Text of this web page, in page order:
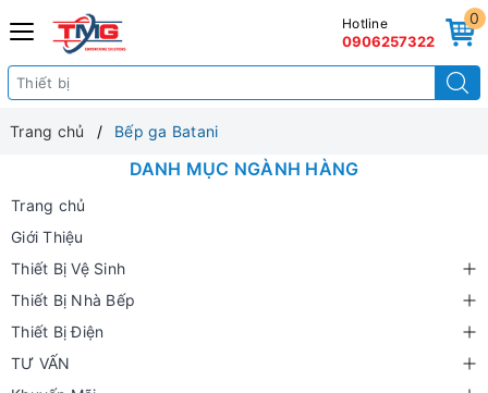
0
Hotline
0906257322
Trang chủ Bếp ga Batani
DANH MỤC NGÀNH HÀNG
Trang chủ
Giới Thiệu
Thiết Bị Vệ Sinh
Thiết Bị Nhà Bếp
Thiết Bị Điện
TƯ VẤN